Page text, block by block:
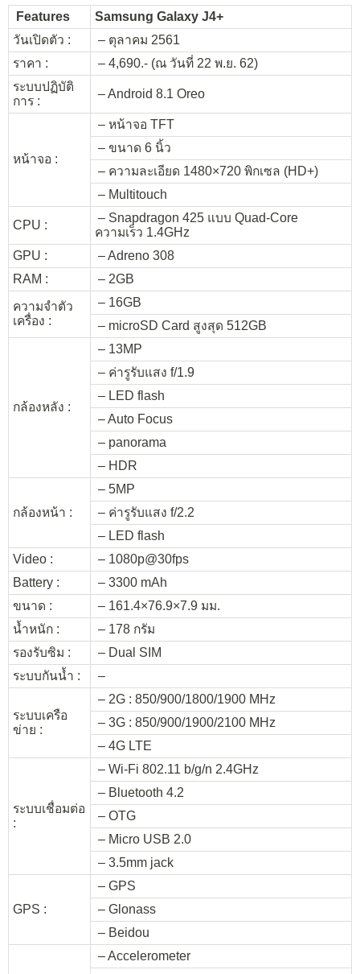
Features
Samsung Galaxy J4+
วันเปิดตัว :
– ตุลาคม 2561
ราคา :
– 4,690.- (ณ วันที่ 22 พ.ย. 62)
ระบบปฏิบัติ
การ :
– Android 8.1 Oreo
หน้าจอ :
– หน้าจอ TFT
– ขนาด 6 นิ้ว
– ความละเอียด 1480×720 พิกเซล (HD+)
– Multitouch
CPU :
– Snapdragon 425 แบบ Quad-Core
ความเร็ว 1.4GHz
GPU :
– Adreno 308
RAM :
– 2GB
ความจำตัว
เครื่อง :
– 16GB
– microSD Card สูงสุด 512GB
กล้องหลัง :
– 13MP
– ค่ารูรับแสง f/1.9
– LED flash
– Auto Focus
– panorama
– HDR
กล้องหน้า :
– 5MP
– ค่ารูรับแสง f/2.2
– LED flash
Video :
– 1080p@30fps
Battery :
– 3300 mAh
ขนาด :
– 161.4×76.9×7.9 มม.
น้ำหนัก :
– 178 กรัม
รองรับซิม :
– Dual SIM
ระบบกันน้ำ :
–
ระบบเครือ
ข่าย :
– 2G : 850/900/1800/1900 MHz
– 3G : 850/900/1900/2100 MHz
– 4G LTE
ระบบเชื่อมต่อ
:
– Wi-Fi 802.11 b/g/n 2.4GHz
– Bluetooth 4.2
– OTG
– Micro USB 2.0
– 3.5mm jack
GPS :
– GPS
– Glonass
– Beidou
– Accelerometer